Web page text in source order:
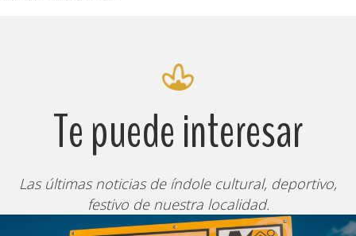
Te puede interesar
Las últimas noticias de índole cultural, deportivo,
festivo de nuestra localidad.